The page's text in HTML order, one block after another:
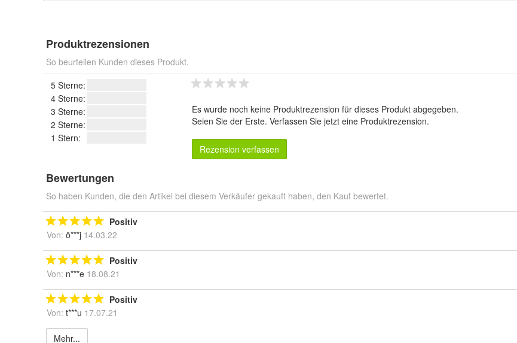
Produktrezensionen
So beurteilen Kunden dieses Produkt.
5 Sterne:
4 Sterne:
3 Sterne:
2 Sterne:
1 Stern:
Es wurde noch keine Produktrezension für dieses Produkt abgegeben.
Seien Sie der Erste. Verfassen Sie jetzt eine Produktrezension.
Rezension verfassen
Bewertungen
So haben Kunden, die den Artikel bei diesem Verkäufer gekauft haben, den Kauf bewertet.
Positiv
Von: ö***j 14.03.22
Positiv
Von: n***e 18.08.21
Positiv
Von: t***u 17.07.21
Mehr...